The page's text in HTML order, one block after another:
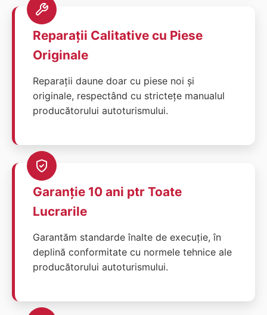
Reparații Calitative cu Piese
Originale
Reparații daune doar cu piese noi și
originale, respectând cu strictețe manualul
producătorului autoturismului.
Garanție 10 ani ptr Toate
Lucrarile
Garantăm standarde înalte de execuție, în
deplină conformitate cu normele tehnice ale
producătorului autoturismului.